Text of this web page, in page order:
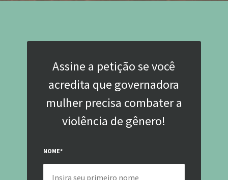
Assine a petição se você
acredita que governadora
mulher precisa combater a
violência de gênero!
NOME*